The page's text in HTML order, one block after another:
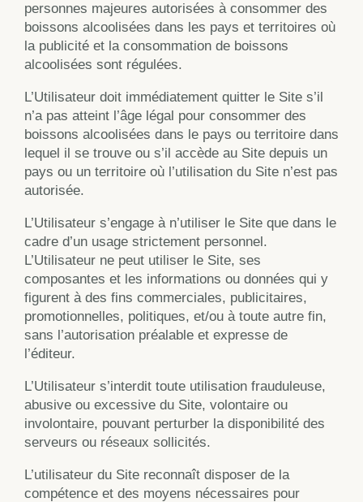
personnes majeures autorisées à consommer des
boissons alcoolisées dans les pays et territoires où
la publicité et la consommation de boissons
alcoolisées sont régulées.
L’Utilisateur doit immédiatement quitter le Site s’il
n’a pas atteint l’âge légal pour consommer des
boissons alcoolisées dans le pays ou territoire dans
lequel il se trouve ou s’il accède au Site depuis un
pays ou un territoire où l’utilisation du Site n’est pas
autorisée.
L’Utilisateur s’engage à n’utiliser le Site que dans le
cadre d’un usage strictement personnel.
L’Utilisateur ne peut utiliser le Site, ses
composantes et les informations ou données qui y
figurent à des fins commerciales, publicitaires,
promotionnelles, politiques, et/ou à toute autre fin,
sans l’autorisation préalable et expresse de
l’éditeur.
L’Utilisateur s’interdit toute utilisation frauduleuse,
abusive ou excessive du Site, volontaire ou
involontaire, pouvant perturber la disponibilité des
serveurs ou réseaux sollicités.
L’utilisateur du Site reconnaît disposer de la
compétence et des moyens nécessaires pour